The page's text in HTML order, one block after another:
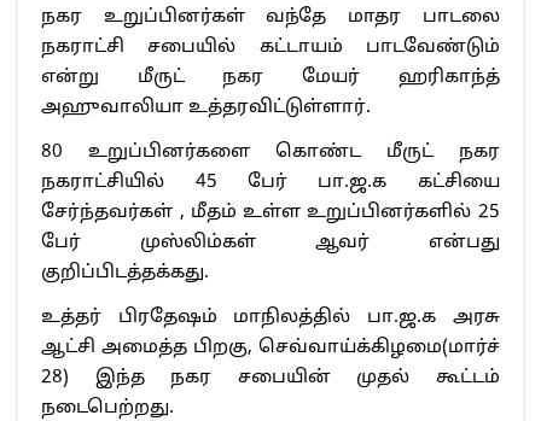
நகர உறுப்பினர்கள் வந்தே மாதர பாடலை
நகராட்சி சபையில் கட்டாயம் பாடவேண்டும்
என்று மீருட் நகர மேயர் ஹரிகாந்த்
அஹுவாலியா உத்தரவிட்டுள்ளார்.
80 உறுப்பினர்களை கொண்ட மீருட் நகர
நகராட்சியில் 45 பேர் பா.ஜ.க கட்சியை
சேர்ந்தவர்கள் , மீதம் உள்ள உறுப்பினர்களில் 25
பேர் முஸ்லிம்கள் ஆவர் என்பது
குறிப்பிடத்தக்கது.
உத்தர் பிரதேஷம் மாநிலத்தில் பா.ஜ.க அரசு
ஆட்சி அமைத்த பிறகு, செவ்வாய்க்கிழமை(மார்ச்
28) இந்த நகர சபையின் முதல் கூட்டம்
நடைபெற்றது.